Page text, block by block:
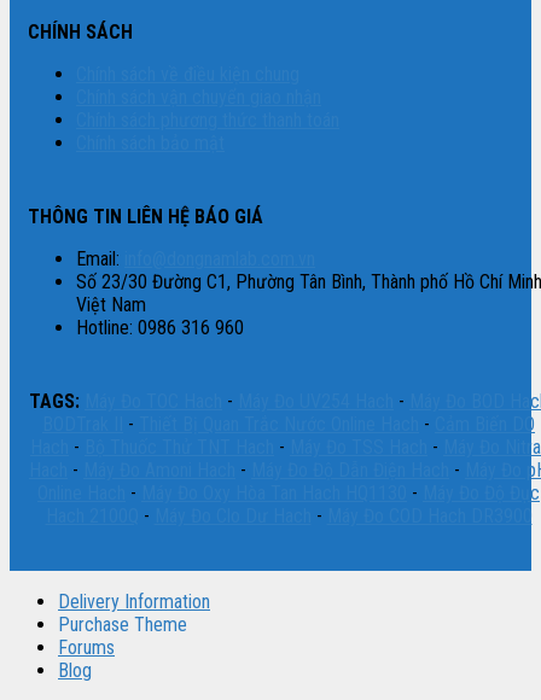
CHÍNH SÁCH
THÔNG TIN LIÊN HỆ BÁO GIÁ
Email:
Số 23/30 Đường C1, Phường Tân Bình, Thành phố Hồ Chí
Việt Nam
Hotline: 0986 316 960
TAGS: - -
Máy Đo BOD
- -
Cảm Biến DO
- - -
Máy Đo
- - -
Máy Đo
- -
Máy Đo Độ Đục
- -
Delivery Information
Purchase Theme
Forums
Blog